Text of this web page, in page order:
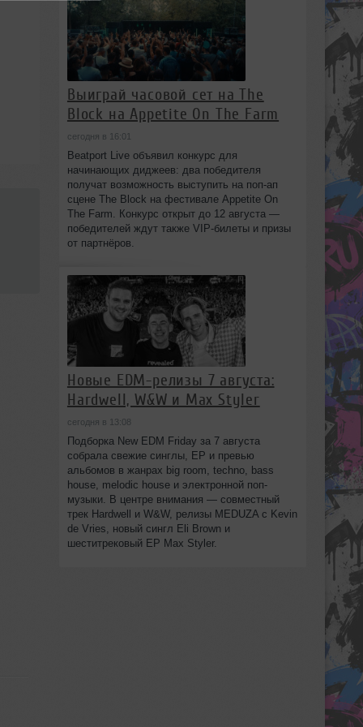
Выиграй часовой сет на The
Block на Appetite On The Farm
сегодня в 16:01
Beatport Live объявил конкурс для
начинающих диджеев: два победителя
получат возможность выступить на поп‑ап
сцене The Block на фестивале Appetite On
The Farm. Конкурс открыт до 12 августа —
победителей ждут также VIP‑билеты и призы
от партнёров.
Новые EDM-релизы 7 августа:
Hardwell, W&W и Max Styler
сегодня в 13:08
Подборка New EDM Friday за 7 августа
собрала свежие синглы, EP и превью
альбомов в жанрах big room, techno, bass
house, melodic house и электронной поп-
музыки. В центре внимания — совместный
трек Hardwell и W&W, релизы MEDUZA с Kevin
de Vries, новый сингл Eli Brown и
шеститрековый EP Max Styler.